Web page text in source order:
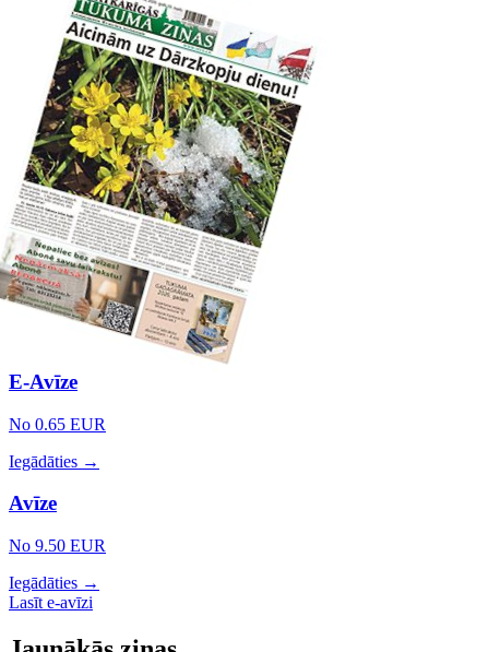
E-Avīze
No 0.65 EUR
Iegādāties →
Avīze
No 9.50 EUR
Iegādāties →
Lasīt e-avīzi